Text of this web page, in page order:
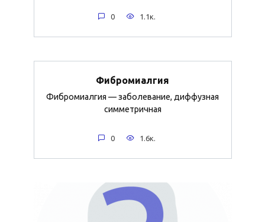
0 1.1к.
Фибромиалгия
Фибромиалгия — заболевание, диффузная
симметричная
0 1.6к.